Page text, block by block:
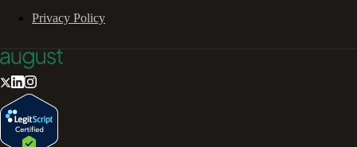
Privacy Policy